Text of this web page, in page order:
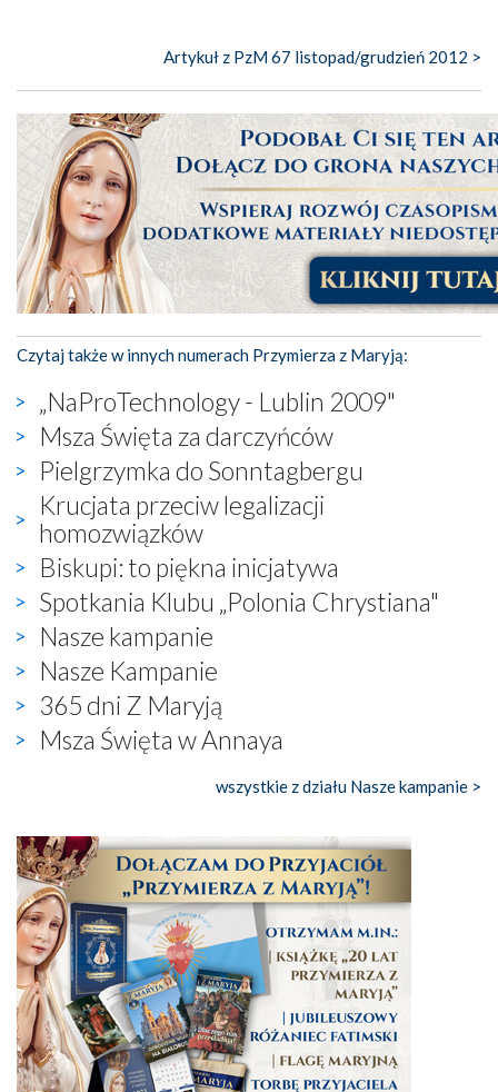
Artykuł z PzM 67 listopad/grudzień 2012 >
Czytaj także w innych numerach Przymierza z Maryją:
„NaProTechnology - Lublin 2009"
Msza Święta za darczyńców
Pielgrzymka do Sonntagbergu
Krucjata przeciw legalizacji
homozwiązków
Biskupi: to piękna inicjatywa
Spotkania Klubu „Polonia Chrystiana"
Nasze kampanie
Nasze Kampanie
365 dni Z Maryją
Msza Święta w Annaya
wszystkie z działu Nasze kampanie >